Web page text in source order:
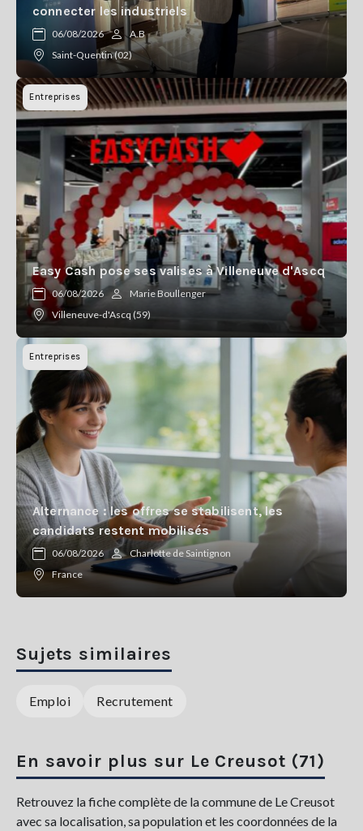
connecter les industriels
06/08/2026
A.B
Saint-Quentin (02)
Entreprises
Easy Cash pose ses valises à Villeneuve d'Ascq
06/08/2026
Marie Boullenger
Villeneuve-d'Ascq (59)
Entreprises
Alternance : les offres se stabilisent, les
candidats restent mobilisés
06/08/2026
Charlotte de Saintignon
France
Sujets similaires
Emploi Recrutement
En savoir plus sur Le Creusot (71)
Retrouvez la fiche complète de la commune de Le Creusot
avec sa localisation, sa population et les coordonnées de la